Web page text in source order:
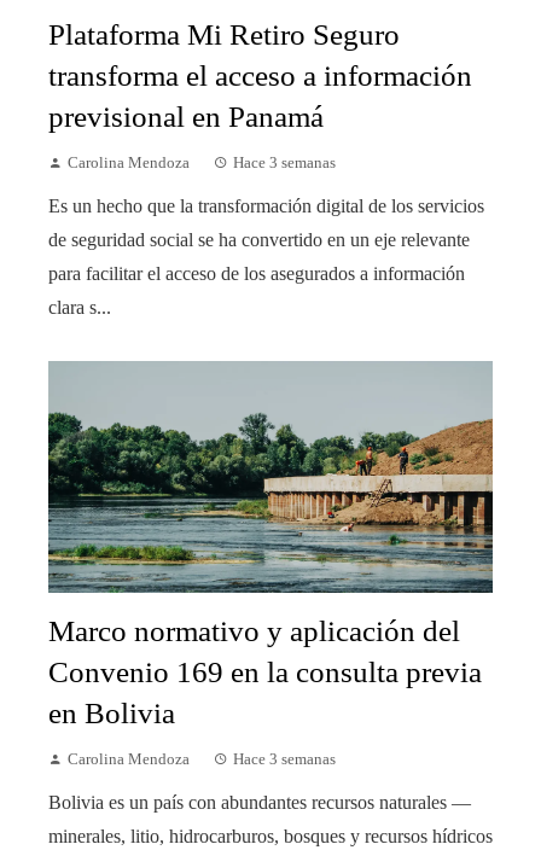
Plataforma Mi Retiro Seguro
transforma el acceso a información
previsional en Panamá
Carolina Mendoza Hace 3 semanas
Es un hecho que la transformación digital de los servicios
de seguridad social se ha convertido en un eje relevante
para facilitar el acceso de los asegurados a información
clara s...
Marco normativo y aplicación del
Convenio 169 en la consulta previa
en Bolivia
Carolina Mendoza Hace 3 semanas
Bolivia es un país con abundantes recursos naturales —
minerales, litio, hidrocarburos, bosques y recursos hídricos